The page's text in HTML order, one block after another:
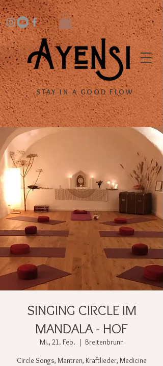
STAY IN A GOOD FLOW
SINGING CIRCLE IM
MANDALA - HOF
Mi., 21. Feb.
  |
Breitenbrunn
Circle Songs, Mantren, Kraftlieder, Medicine